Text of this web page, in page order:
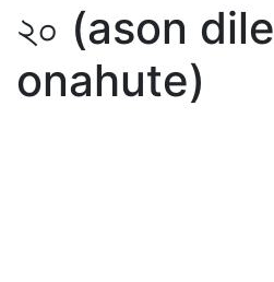
২০ (ason dile
onahute)